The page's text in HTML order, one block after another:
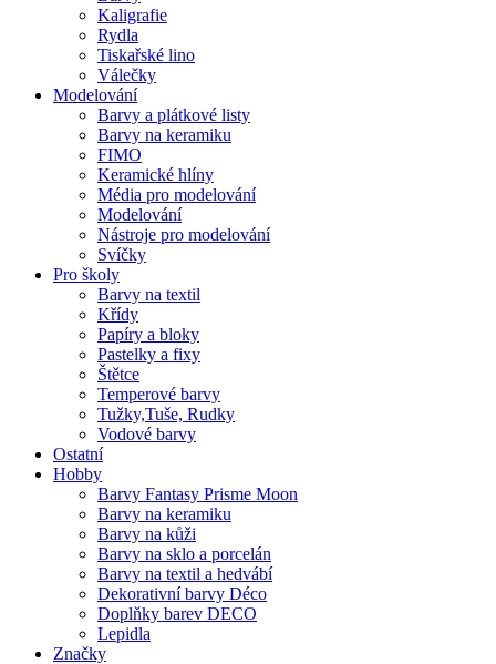
Kaligrafie
Rydla
Tiskařské lino
Válečky
Modelování
Barvy a plátkové listy
Barvy na keramiku
FIMO
Keramické hlíny
Média pro modelování
Modelování
Nástroje pro modelování
Svíčky
Pro školy
Barvy na textil
Křídy
Papíry a bloky
Pastelky a fixy
Štětce
Temperové barvy
Tužky,Tuše, Rudky
Vodové barvy
Ostatní
Hobby
Barvy Fantasy Prisme Moon
Barvy na keramiku
Barvy na kůži
Barvy na sklo a porcelán
Barvy na textil a hedvábí
Dekorativní barvy Déco
Doplňky barev DECO
Lepidla
Značky